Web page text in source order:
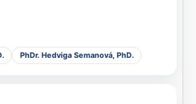
PhDr. Hedviga Semanová, PhD.